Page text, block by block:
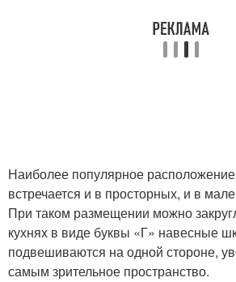
Наиболее популярное
встречается и в просторных, и в
При таком размещении можно
кухнях в виде буквы «Г» навесные
подвешиваются на одной стороне,
самым зрительное пространство.